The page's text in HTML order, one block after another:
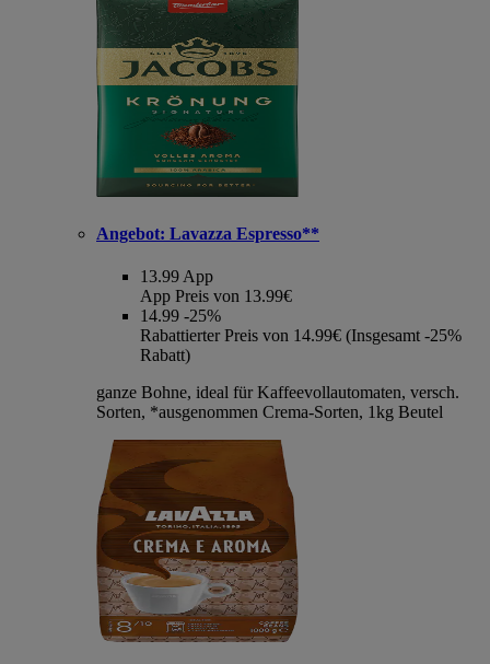
Angebot: Lavazza Espresso**
13.99 App
App Preis von 13.99€
14.99 -25%
Rabattierter Preis von 14.99€ (Insgesamt -25%
Rabatt)
ganze Bohne, ideal für Kaffeevollautomaten, versch.
Sorten, *ausgenommen Crema-Sorten, 1kg Beutel